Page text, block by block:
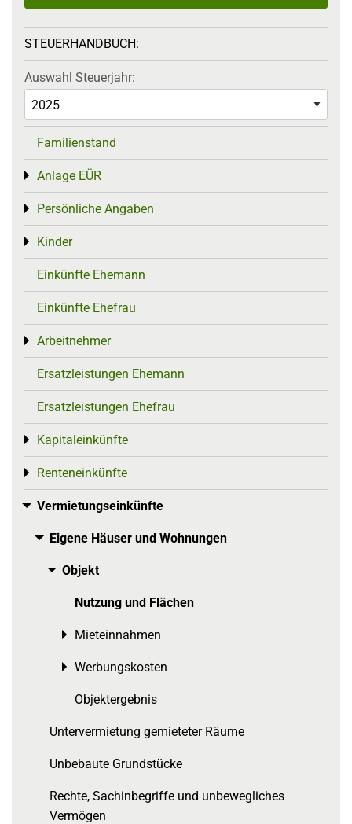
STEUERHANDBUCH:
Auswahl Steuerjahr:
Familienstand
Anlage EÜR
Toggle menu
Persönliche Angaben
Toggle menu
Kinder
Toggle menu
Einkünfte Ehemann
Einkünfte Ehefrau
Arbeitnehmer
Toggle menu
Ersatzleistungen Ehemann
Ersatzleistungen Ehefrau
Kapitaleinkünfte
Toggle menu
Renteneinkünfte
Toggle menu
Vermietungseinkünfte
Toggle menu
Eigene Häuser und Wohnungen
Toggle menu
Objekt
Toggle menu
Nutzung und Flächen
Mieteinnahmen
Toggle menu
Werbungskosten
Toggle menu
Objektergebnis
Untervermietung gemieteter Räume
Unbebaute Grundstücke
Rechte, Sachinbegriffe und unbewegliches
Vermögen